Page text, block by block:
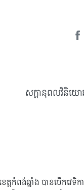
សក្តានុពលវិនិយោ
ង់ឆ្នាំង បានបើកវេទិកា